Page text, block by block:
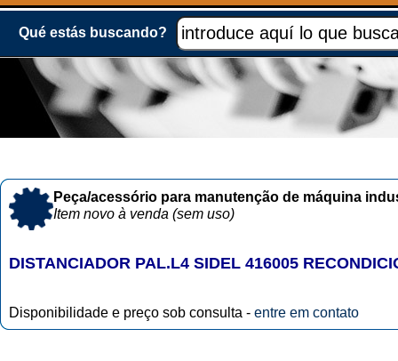
Qué estás buscando?
Peça/acessório para manutenção de máquina
Item novo à venda (sem uso)
DISTANCIADOR PAL.L4 SIDEL 416005
Disponibilidade e preço sob consulta - entre em contato